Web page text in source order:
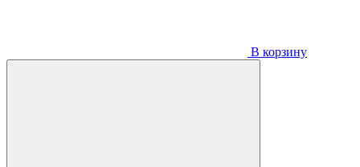
В корзину